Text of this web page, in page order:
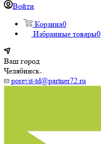
Войти
Корзина0
Избранные товары0
Ваш город
Челябинск
porevit-td@partner72.ru